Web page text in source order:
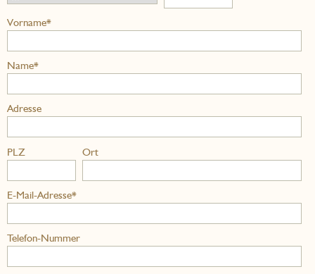
Vorname*
Name*
Adresse
PLZ Ort
E-Mail-Adresse*
Telefon-Nummer